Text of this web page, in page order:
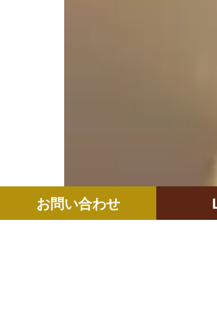
お問い合わせ